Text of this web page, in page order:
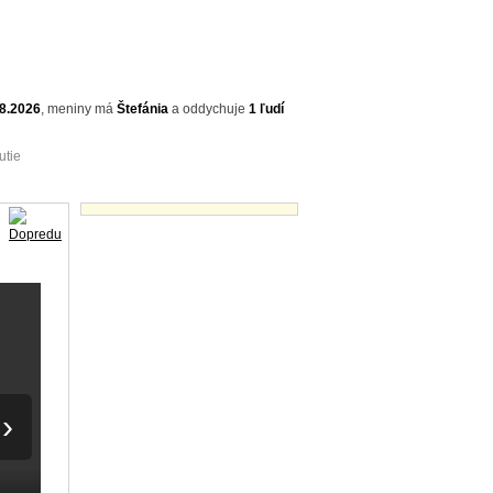
, meniny má Štefánia a oddychuje 1 ľudí
›